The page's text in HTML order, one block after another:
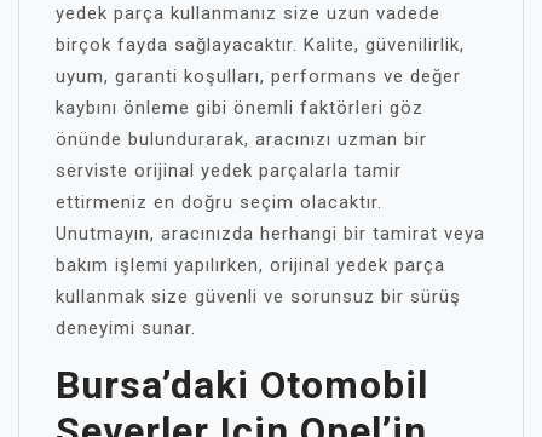
yedek parça kullanmanız size uzun vadede
birçok fayda sağlayacaktır. Kalite, güvenilirlik,
uyum, garanti koşulları, performans ve değer
kaybını önleme gibi önemli faktörleri göz
önünde bulundurarak, aracınızı uzman bir
serviste orijinal yedek parçalarla tamir
ettirmeniz en doğru seçim olacaktır.
Unutmayın, aracınızda herhangi bir tamirat veya
bakım işlemi yapılırken, orijinal yedek parça
kullanmak size güvenli ve sorunsuz bir sürüş
deneyimi sunar.
Bursa’daki Otomobil